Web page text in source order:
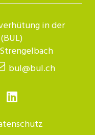
in der
bul@bul.ch